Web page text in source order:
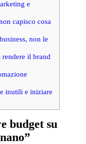
e
capisco cosa
non le
il brand
inutili e iniziare
budget su